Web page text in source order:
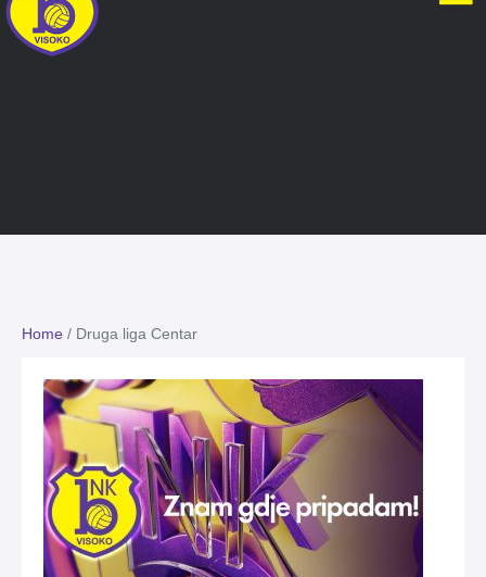
Home / Druga liga Centar